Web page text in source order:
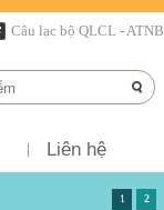
Câu lạc bộ QLCL - ATNB
Liên hệ
1 2